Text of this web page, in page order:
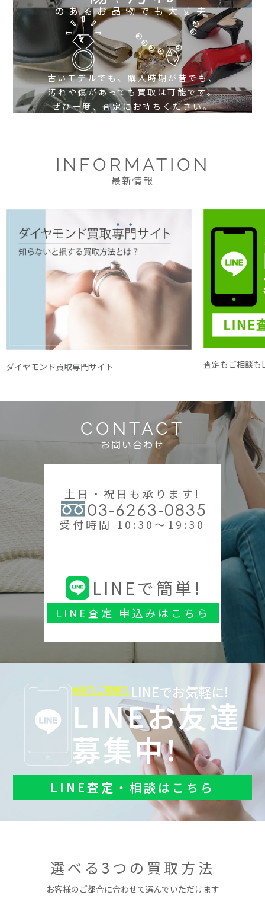
のあるお品物でも大丈夫
古いモデルでも、購入時期が昔でも、
汚れや傷があっても買取は可能です。
ぜひ一度、査定にお持ちください。
INFORMATION
最新情報
ダイヤモンド買取専門サイト 査定もご相談も
CONTACT
お問い合わせ
土日・祝日も承ります!
03-6263-0835
受付時間 10:30～19:30
LINEで簡単!
LINE査定 申込みはこちら
査定もご相談も LINEでお気軽に!
LINEお友達
募集中!
LINE査定・相談はこちら
選べる3つの買取方法
お客様のご都合に合わせて選んでいただけます